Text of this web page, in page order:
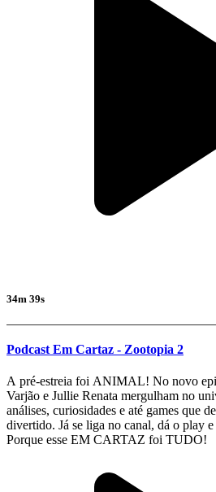
34m 39s
Podcast Em Cartaz - Zootopia 2
A pré-estreia foi ANIMAL! No novo
Varjão e Jullie Renata mergulham no
análises, curiosidades e até games que
divertido. Já se liga no canal, dá o play e acompanha com a gente!
Porque esse EM CARTAZ foi TUDO!